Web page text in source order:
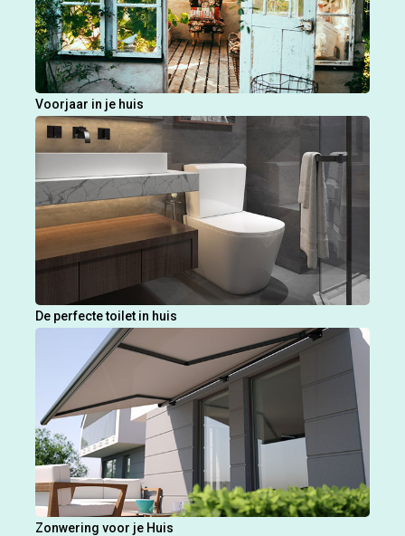
Voorjaar in je huis
De perfecte toilet in huis
Zonwering voor je Huis